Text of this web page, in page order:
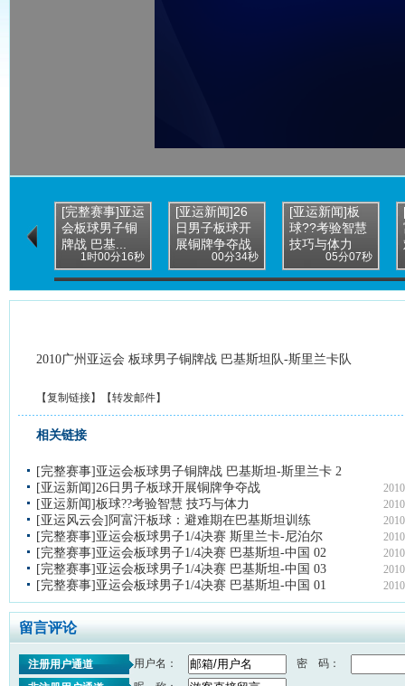
[完整赛事]亚运
会板球男子铜
牌战 巴基...
1时00分16秒
[亚运新闻]26
日男子板球开
展铜牌争夺战
00分34秒
[亚运新闻]板
球??考验智慧
技巧与体力
05分07秒
2010广州亚运会 板球男子铜牌战 巴基斯坦队-斯里兰卡队
【复制链接】【转发邮件】
相关链接
[完整赛事]亚运会板球男子铜牌战 巴基斯坦-斯里兰卡 2
[亚运新闻]26日男子板球开展铜牌争夺战
[亚运新闻]板球??考验智慧 技巧与体力
[亚运风云会]阿富汗板球：避难期在巴基斯坦训练
[完整赛事]亚运会板球男子1/4决赛 斯里兰卡-尼泊尔
[完整赛事]亚运会板球男子1/4决赛 巴基斯坦-中国 02
[完整赛事]亚运会板球男子1/4决赛 巴基斯坦-中国 03
[完整赛事]亚运会板球男子1/4决赛 巴基斯坦-中国 01
留言评论
注册用户通道 用户名：
密 码：